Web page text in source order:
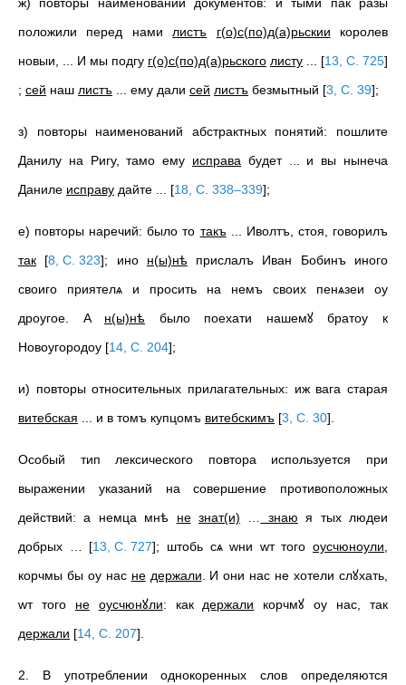
положили перед нами листъ г(о)с(по)д(а)рьскии королев
новыи, ... И мы подгу г(о)с(по)д(а)рьского листу [13, С. 725]
; сей наш листъ ... ему дали сей листъ безмытный [3, С. 39];
з) повторы наименований абстрактных понятий: пошлите
Данилу на Ригу, тамо ему исправа будет ... и вы нынеча
Даниле исправу дайте ... [18, С. 338–339];
е) повторы наречий: было то такъ ... Иволтъ, стоя, говорилъ
так
[8, С. 323]; ино н(ы)нѣ прислалъ Иван Бобинъ иного
своиго приятелѧ и просить на немъ своих пенѧзеи оу
дроугое. A н(ы)нѣ было поехати нашемꙋ братоу к
Новоугородоу [14, С. 204];
и) повторы относительных прилагательных: иж вага старая
витебская ... и в томъ купцомъ витебскимъ [3, С. 30]
Особый тип лексического повтора используется при
выражении указаний на совершение противоположных
действий: а немца мнѣ не знат(и) знаю я тых людеи
добрых … [13, С. 727]; штобь сѧ wни wт того оусчюноули
корчмы бы оу нас не держали . И они нас не хотели слꙋхать,
wт того не оусчюнꙋли: как держали корчмꙋ оу нас, так
держали [14, С. 207]
2. В употреблении однокоренных слов определяются